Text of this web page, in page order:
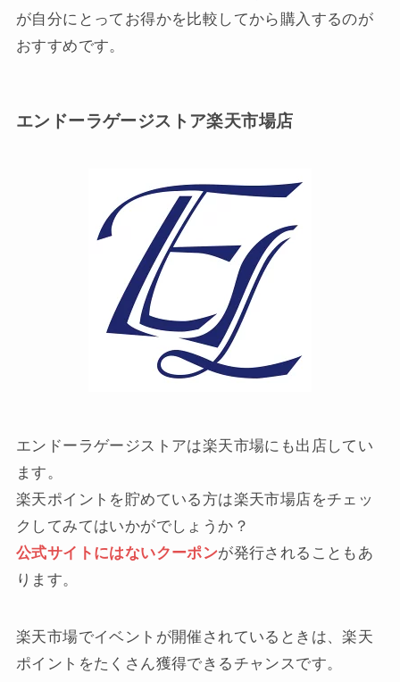
が自分にとってお得かを比較してから購入するのが
おすすめです。
エンドーラゲージストア楽天市場店
エンドーラゲージストアは楽天市場にも出店してい
ます。
楽天ポイントを貯めている方は楽天市場店をチェッ
クしてみてはいかがでしょうか？
公式サイトにはないクーポンが発行されることもあ
ります。
楽天市場でイベントが開催されているときは、楽天
ポイントをたくさん獲得できるチャンスです。